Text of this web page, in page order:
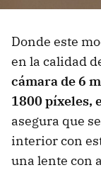
Donde este
en la calidad
cámara de 6
1800 píxeles,
asegura que
interior con
una lente con